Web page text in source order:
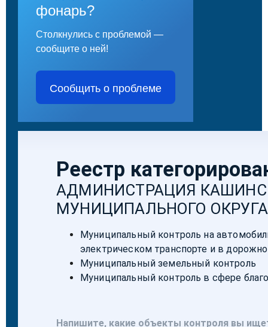
фонарь?
Столкнулись с проблемой —
сообщите о ней!
Сообщить о проблеме